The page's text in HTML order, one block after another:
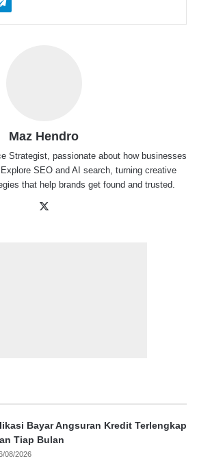
Maz Hendro
Strategist, passionate about how businesses
SEO and AI search, turning creative
that help brands get found and trusted.
Bayar Angsuran Kredit Terlengkap
Tiap Bulan
08/2026